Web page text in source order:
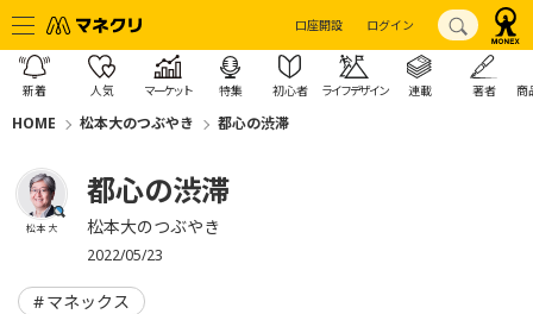
口座開設 ログイン
新着 人気 マーケット 特集 初心者 ライフデザイン 連載 著者 商
HOME 松本大のつぶやき 都心の渋滞
松本 大
都心の渋滞
松本大のつぶやき
2022/05/23
マネックス